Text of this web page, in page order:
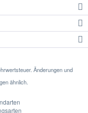
Änderungen und
ähnlich.